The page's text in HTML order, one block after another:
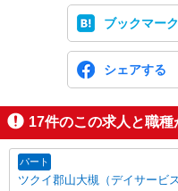
ブックマーク
シェアする
17件のこの求人と職種
パート
ツクイ郡山大槻（デイサービス